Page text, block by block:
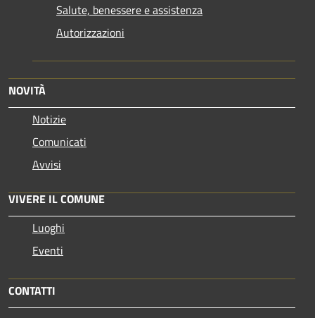
Salute, benessere e assistenza
Autorizzazioni
NOVITÀ
Notizie
Comunicati
Avvisi
VIVERE IL COMUNE
Luoghi
Eventi
CONTATTI